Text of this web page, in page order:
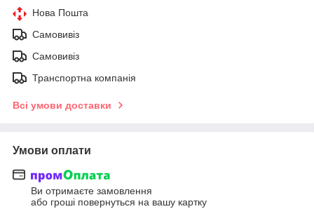
Нова Пошта
Самовивіз
Самовивіз
Транспортна компанія
Всі умови доставки
Умови оплати
Ви отримаєте замовлення
або гроші повернуться на вашу картку